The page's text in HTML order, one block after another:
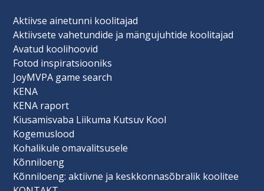
Aktiivse ainetunni koolitajad
Aktiivsete vahetundide ja mängujuhtide koolitajad
Avatud koolihoovid
Fotod inspiratsiooniks
JoyMVPA game search
KENA
KENA raport
Kiusamisvaba Liikuma Kutsuv Kool
Kogemuslood
Kohalikule omavalitsusele
Kõnniloeng
Kõnniloeng: aktiivne ja keskkonnasõbralik koolitee